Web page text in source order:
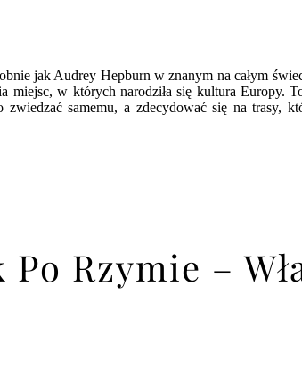
jak Audrey Hepburn w znanym na całym
w których narodziła się kultura Europy.
samemu, a zdecydować się na trasy,
Rzymie –